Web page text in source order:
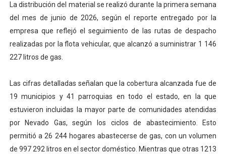
Plan Vacacional "Venezuela Ríe 2026" brinda
Iniciación al yoga reúne a diversos clubes deportivos
Mincomunas impulsa el autogobierno en Mérida con
Expertos inspeccionan espacios del OAN para la
La distribución del material se realizó durante la primera semana
del mes de junio de 2026, según el reporte entregado por la
empresa que reflejó el seguimiento de las rutas de despacho
realizadas por la flota vehicular, que alcanzó a suministrar 1 146
227 litros de gas.
Las cifras detalladas señalan que la cobertura alcanzada fue de
19 municipios y 41 parroquias en todo el estado, en la que
estuvieron incluidas la mayor parte de comunidades atendidas
por Nevado Gas, según los ciclos de abastecimiento. Esto
permitió a 26 244 hogares abastecerse de gas, con un volumen
de 997 292 litros en el sector doméstico. Mientras que otras 1213